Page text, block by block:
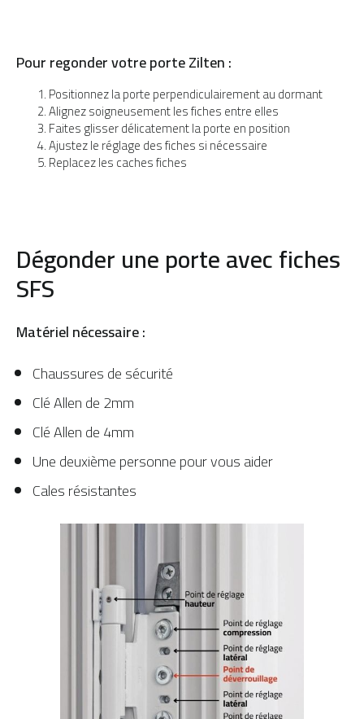
Pour regonder votre porte Zilten :
Positionnez la porte perpendiculairement au dormant
Alignez soigneusement les fiches entre elles
Faites glisser délicatement la porte en position
Ajustez le réglage des fiches si nécessaire
Replacez les caches fiches
Dégonder une porte avec fiches
SFS
Matériel nécessaire :
Chaussures de sécurité
Clé Allen de 2mm
Clé Allen de 4mm
Une deuxième personne pour vous aider
Cales résistantes